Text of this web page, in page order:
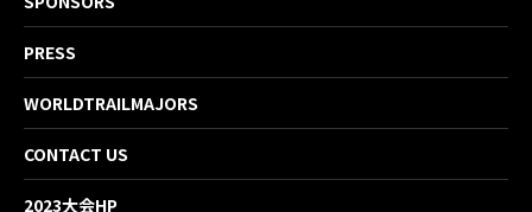
PRESS
WORLDTRAILMAJORS
CONTACT US
2023大会HP